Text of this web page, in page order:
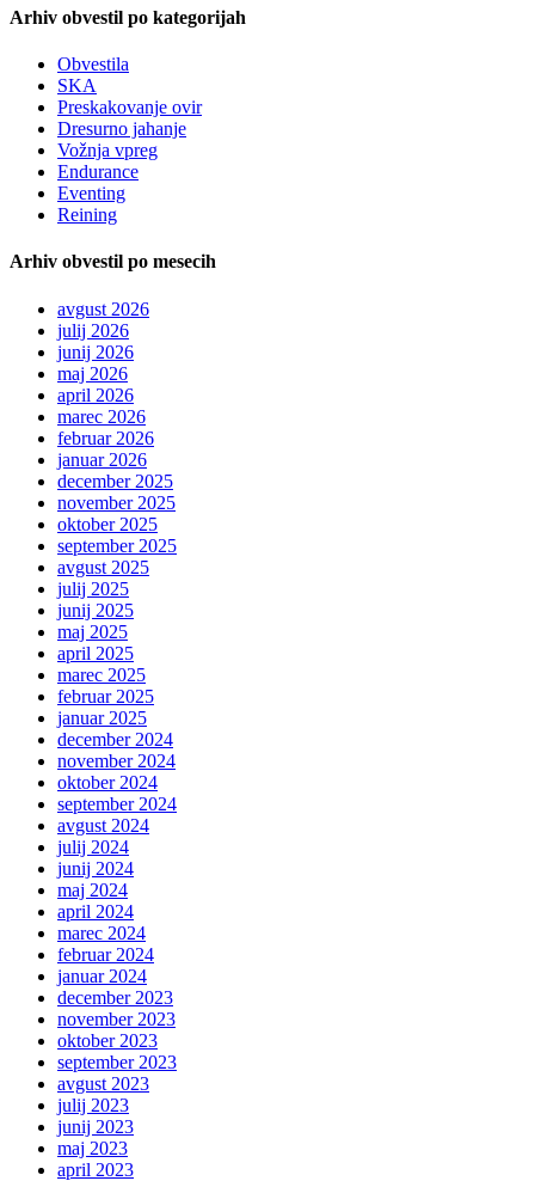
Arhiv obvestil po kategorijah
Obvestila
SKA
Preskakovanje ovir
Dresurno jahanje
Vožnja vpreg
Endurance
Eventing
Reining
Arhiv obvestil po mesecih
avgust 2026
julij 2026
junij 2026
maj 2026
april 2026
marec 2026
februar 2026
januar 2026
december 2025
november 2025
oktober 2025
september 2025
avgust 2025
julij 2025
junij 2025
maj 2025
april 2025
marec 2025
februar 2025
januar 2025
december 2024
november 2024
oktober 2024
september 2024
avgust 2024
julij 2024
junij 2024
maj 2024
april 2024
marec 2024
februar 2024
januar 2024
december 2023
november 2023
oktober 2023
september 2023
avgust 2023
julij 2023
junij 2023
maj 2023
april 2023